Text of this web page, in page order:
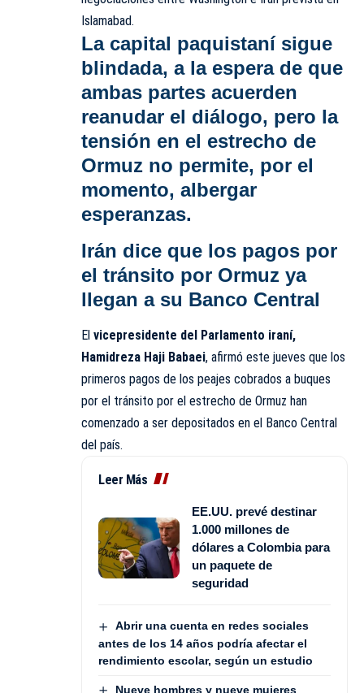
Islamabad.
Lacapital paquistaní sigue
blindada, a la espera de que
ambas partes acuerden
reanudar el diálogo, pero la
tensión en el estrecho de
Ormuz no permite, por el
momento, albergar
esperanzas.
Irán dice que los pagos por
el tránsito por Ormuz ya
llegan a su Banco Central
El vicepresidente del Parlamento iraní,
Hamidreza Haji Babaei, afirmó este jueves que los
primeros pagos de los peajes cobrados a buques
por el tránsito por el estrecho de Ormuz han
comenzado a ser depositados en el Banco Central
del país.
Leer Más
EE.UU. prevé destinar
1.000 millones de
dólares a Colombia para
un paquete de
seguridad
Abrir una cuenta en redes sociales
antes de los 14 años podría afectar el
rendimiento escolar, según un estudio
Nueve hombres y nueve mujeres